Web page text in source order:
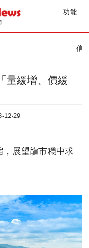
功能
量緩增、價緩
12-29
，展望龍市穩中求